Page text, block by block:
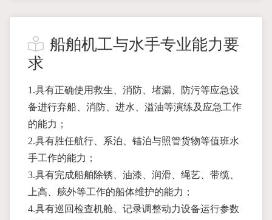
船舶机工与水手专业能力要
求
1.具有正确使用救生、消防、堵漏、防污等应急设
备进行弃船、消防、进水、溢油等演练及应急工作
的能力；
2.具有胜任航行、系泊、锚泊与照管货物等值班水
手工作的能力；
3.具有完成船舶除锈、油漆、润滑、绳艺、带缆、
上高、舷外等工作的船体维护的能力；
4.具有巡回检查机舱、记录调整动力设备运行参数